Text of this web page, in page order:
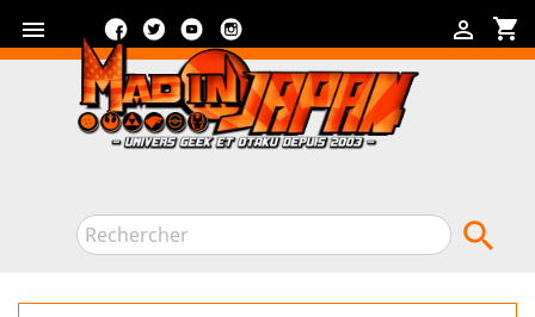
 shopping_cart

FacebookTwitterYouTube
